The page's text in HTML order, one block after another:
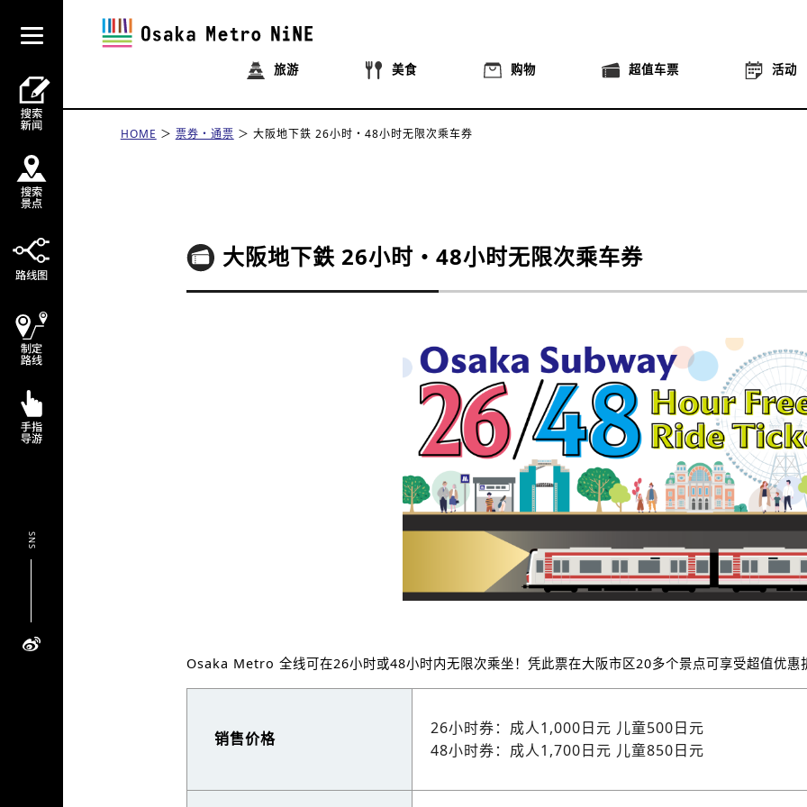
旅游 美食 购物 超值车票 活动
SNS
HOME 票券・通票 大阪地下鉄 26小时・48小时无限次乘车券
大阪地下鉄 26小时・48小时无限次乘车券
Osaka Metro 全线可在26小时或48小时内无限次乘坐！凭此票在大阪市区20多个景点可享受超值优惠
销售价格
26小时券：成人1,000日元 儿童500日元
48小时券：成人1,700日元 儿童850日元